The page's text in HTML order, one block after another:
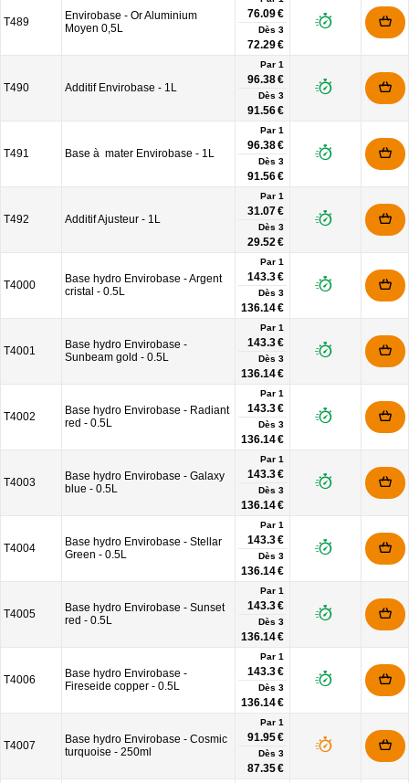
T489
Envirobase - Or Aluminium
Moyen 0,5L
76.09 €
Dès 3
72.29 €
T490 Additif Envirobase - 1L
Par 1
96.38 €
Dès 3
91.56 €
T491 Base à mater Envirobase - 1L
Par 1
96.38 €
Dès 3
91.56 €
T492 Additif Ajusteur - 1L
Par 1
31.07 €
Dès 3
29.52 €
T4000
Base hydro Envirobase - Argent
cristal - 0.5L
Par 1
143.3 €
Dès 3
136.14 €
T4001
Base hydro Envirobase -
Sunbeam gold - 0.5L
Par 1
143.3 €
Dès 3
136.14 €
T4002
Base hydro Envirobase - Radiant
red - 0.5L
Par 1
143.3 €
Dès 3
136.14 €
T4003
Base hydro Envirobase - Galaxy
blue - 0.5L
Par 1
143.3 €
Dès 3
136.14 €
T4004
Base hydro Envirobase - Stellar
Green - 0.5L
Par 1
143.3 €
Dès 3
136.14 €
T4005
Base hydro Envirobase - Sunset
red - 0.5L
Par 1
143.3 €
Dès 3
136.14 €
T4006
Base hydro Envirobase -
Fireseide copper - 0.5L
Par 1
143.3 €
Dès 3
136.14 €
T4007
Base hydro Envirobase - Cosmic
turquoise - 250ml
Par 1
91.95 €
Dès 3
87.35 €